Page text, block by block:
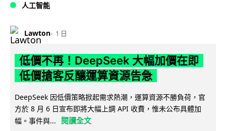
人工智能
Lawton 1 日
低價不再！DeepSeek 大幅加價在即
低價搶客反釀運算資源告急
DeepSeek 因低價策略掀起需求熱潮，運算資源不勝負荷，官
方於 8 月 6 日宣布即將大幅上調 API 收費，惟未公布具體加
幅。事件與...
閱讀全文